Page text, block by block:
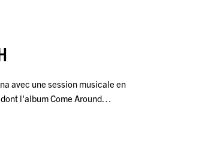
avec une session musicale en
l'album Come Around…